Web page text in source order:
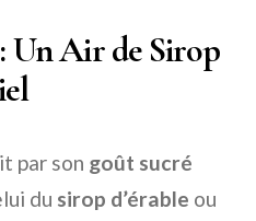
Un Air de Sirop
par son goût sucré
du sirop d’érable ou